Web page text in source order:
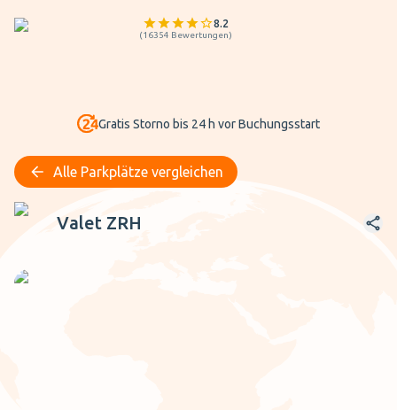
8.2
(16354 Bewertungen)
Gratis Storno bis 24 h vor Buchungsstart
Alle Parkplätze vergleichen
Valet ZRH
Valet ZRH